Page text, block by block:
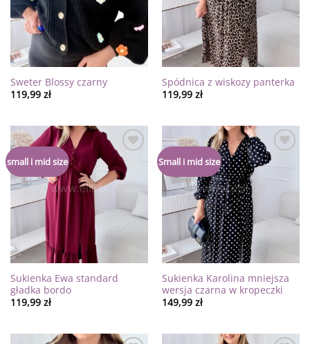
Sweter Blossy czarny
119,99 zł
Spódnica z wiskozy panterka
119,99 zł
small i mid size
Dodaj
do
listy
Sukienka Ewa standard
gładka bordo
119,99 zł
Small i mid size
Dodaj
Sukienka Karolina mniejsza
wersja czarna w kropeczki
149,99 zł